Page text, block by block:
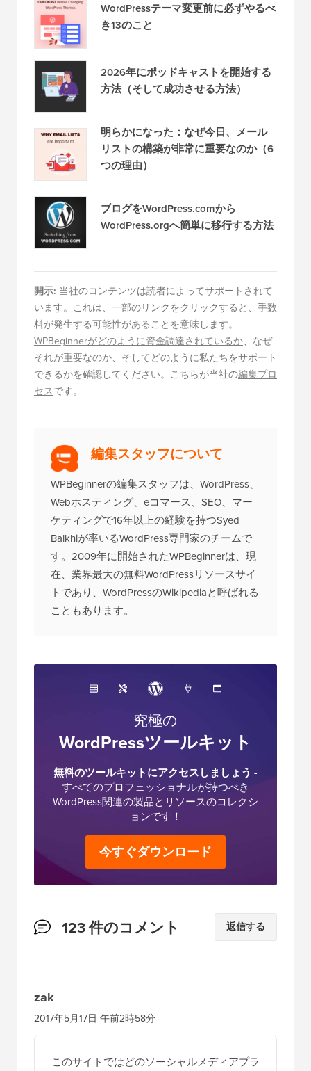
WordPressテーマ変更前に必ずやるべ
き13のこと
2026年にポッドキャストを開始する
方法（そして成功させる方法）
明らかになった：なぜ今日、メール
リストの構築が非常に重要なのか（6
つの理由）
ブログをWordPress.comから
WordPress.orgへ簡単に移行する方法
開示: 当社のコンテンツは読者によってサポートされて
います。これは、一部のリンクをクリックすると、手数
料が発生する可能性があることを意味します。
WPBeginnerがどのように資金調達されているか、なぜ
それが重要なのか、そしてどのように私たちをサポート
できるかを確認してください。こちらが当社の編集プロ
セスです。
編集スタッフについて
WPBeginnerの編集スタッフは、WordPress、
Webホスティング、eコマース、SEO、マー
ケティングで16年以上の経験を持つSyed
Balkhiが率いるWordPress専門家のチームで
す。2009年に開始されたWPBeginnerは、現
在、業界最大の無料WordPressリソースサイ
トであり、WordPressのWikipediaと呼ばれる
こともあります。
究極の
WordPressツールキット
無料のツールキットにアクセスしましょう -
すべてのプロフェッショナルが持つべき
WordPress関連の製品とリソースのコレクシ
ョンです！
今すぐダウンロード
読
の
イ
ン
123 件のコメント 返信する
zak
2017年5月17日 午前2時58分
このサイトではどのソーシャルメディアプラ